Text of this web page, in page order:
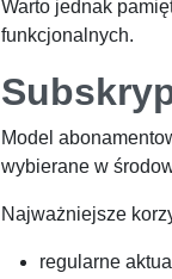
Warto jednak
funkcjonalnych.
Model
wybierane w
Najważniejsze
regularne